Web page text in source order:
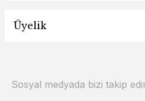
Üyelik
Sosyal medyada bizi takip